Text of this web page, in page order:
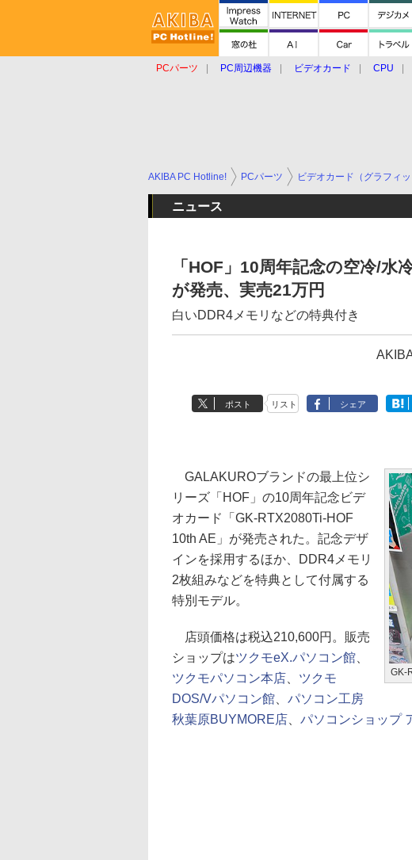
PCパーツ PC周辺機器 ビデオカード CPU
AKIBA PC Hotline! PCパーツ ビデオカード（グラフィッ
ニュース
「HOF」10周年記念の空冷/
が発売、実売21万円
白いDDR4メモリなどの特典付き
ポスト リスト シェア
GK-
GALAKUROブランドの最上位シ
リーズ「HOF」の10周年記念ビデ
オカード「GK-RTX2080Ti-HOF
10th AE」が発売された。記念デザ
インを採用するほか、DDR4メモリ
2枚組みなどを特典として付属する
特別モデル。
店頭価格は税込210,600円。販売
ショップはツクモeX.パソコン館
ツクモパソコン本店
ツクモ
DOS/Vパソコン館
パソコン工房
秋葉原BUYMORE店
パソコンショップ